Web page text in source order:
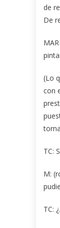
de
De
(Lo
con
TC:
M:
TC: